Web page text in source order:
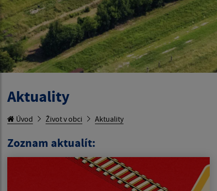
Aktuality
Úvod Život v obci Aktuality
Zoznam aktualít: